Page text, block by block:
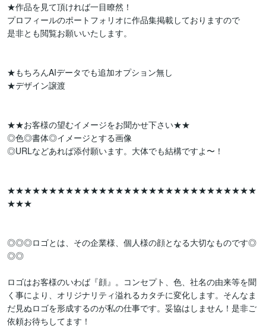
★作品を見て頂ければ一目瞭然！
プロフィールのポートフォリオに作品集掲載しておりますので
是非とも閲覧お願いいたします。
★もちろんAIデータでも追加オプション無し
★デザイン譲渡
★★お客様の望むイメージをお聞かせ下さい★★
◎色◎書体◎イメージとする画像
◎URLなどあれば添付願います。大体でも結構ですよ〜！
★★★★★★★★★★★★★★★★★★★★★★★★★★★★★★
★★★
◎◎◎ロゴとは、その企業様、個人様の顔となる大切なものです◎
◎◎
ロゴはお客様のいわば『顔』。コンセプト、色、社名の由来等を聞
く事により、オリジナリティ溢れるカタチに変化します。そんなま
だ見ぬロゴを形成するのが私の仕事です。妥協はしません！是非ご
依頼お待ちしてます！